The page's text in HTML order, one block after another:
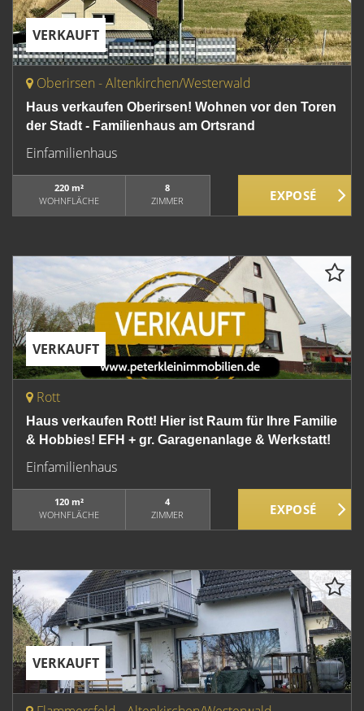
VERKAUFT
Oberirsen - Altenkirchen/Westerwald
Haus verkaufen Oberirsen! Wohnen vor den Toren
der Stadt - Familienhaus am Ortsrand
Einfamilienhaus
220 m²
WOHNFLÄCHE
8
ZIMMER
VERKAUFT
Rott
Haus verkaufen Rott! Hier ist Raum für Ihre Familie
& Hobbies! EFH + gr. Garagenanlage & Werkstatt!
Einfamilienhaus
120 m²
WOHNFLÄCHE
4
ZIMMER
VERKAUFT